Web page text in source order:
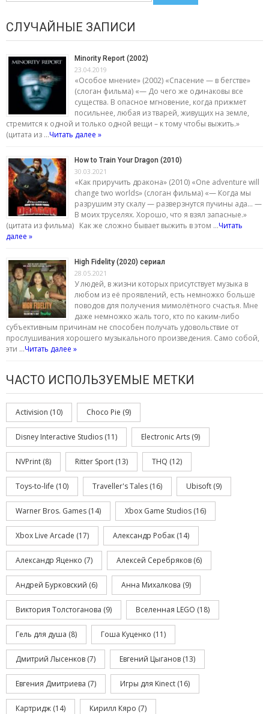
СЛУЧАЙНЫЕ ЗАПИСИ
Minority Report (2002)
23.04.2019
«Особое мнение» (2002) «Спасение — в бегстве»
(слоган фильма) «— До чего же одинаковы все
существа. В опасное мгновение, когда прижмет
посильнее, любая из тварей, живущих на земле,
стремится к одной и только одной вещи – к тому чтобы выжить.»
(цитата из …Читать далее »
How to Train Your Dragon (2010)
30.03.2021
«Как приручить дракона» (2010) «One adventure will
change two worlds» (слоган фильма) «— Когда мы
разрушим эту скалу — разверзнутся пучины ада… —
В моих труселях. Хорошо, что я взял запасные.»
(цитата из фильма) Как же сложно бывает выжить в этом …Читать
далее »
High Fidelity (2020) сериал
28.05.2021
У людей, в жизни которых присутствует музыка в
любом из её проявлений, есть немножко больше
поводов для получения мимолётного счастья. Мне
даже немножко жаль того, кто по каким-либо
субъективным причинам не способен получать удовольствие от
прослушивания хорошего музыкального произведения. Само собой,
эти …Читать далее »
ЧАСТО ИСПОЛЬЗУЕМЫЕ МЕТКИ
Activision (10) Choco Pie (9)
Disney Interactive Studios (11) Electronic Arts (9)
NVPrint (8) Ritter Sport (13) THQ (12)
Toys-to-life (10) Traveller's Tales (16) Ubisoft (9)
Warner Bros. Games (14) Xbox Game Studios (16)
Xbox Live Arcade (17) Александр Робак (14)
Александр Яценко (7) Алексей Серебряков (6)
Андрей Бурковский (6) Анна Михалкова (9)
Виктория Толстоганова (9) Вселенная LEGO (18)
Гель для душа (8) Гоша Куценко (11)
Дмитрий Лысенков (7) Евгений Цыганов (13)
Евгения Дмитриева (7) Игры для Kinect (16)
Картридж (14) Кирилл Кяро (7)